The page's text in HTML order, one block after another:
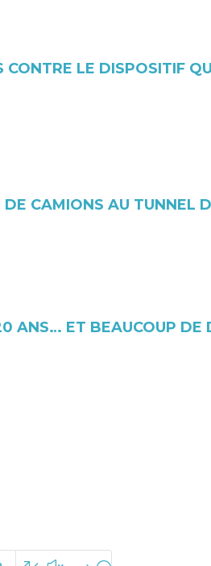
LE DISPOSITIF
CAMIONS AU TUNNEL
ANS… ET BEAUCOUP DE